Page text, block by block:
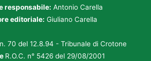
responsabile: Antonio Carella
editoriale: Giuliano Carella
n. 70 del 12.8.94 - Tribunale di Crotone
R.O.C. n° 5426 del 29/08/2001